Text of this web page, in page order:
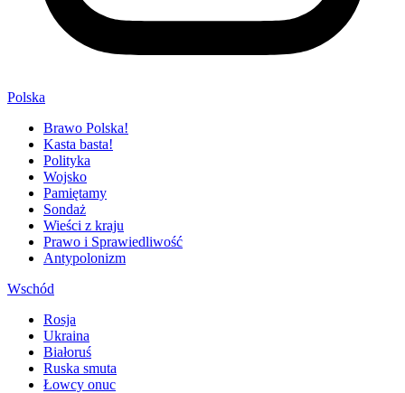
Polska
Brawo Polska!
Kasta basta!
Polityka
Wojsko
Pamiętamy
Sondaż
Wieści z kraju
Prawo i Sprawiedliwość
Antypolonizm
Wschód
Rosja
Ukraina
Białoruś
Ruska smuta
Łowcy onuc